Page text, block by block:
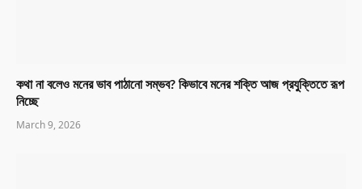
কথা না বলেও মনের ভাব পাঠানো সম্ভব? কিভাবে মনের শক্তি আজ প্রযুক্তিতে রূপ
নিচ্ছে
March 9, 2026